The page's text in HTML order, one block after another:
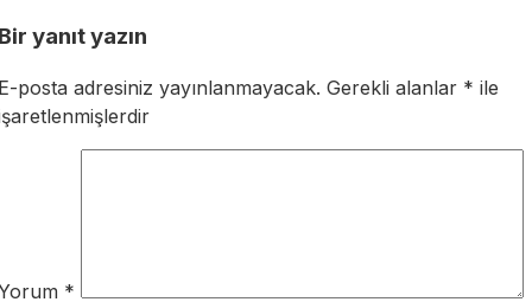
yanıt yazın
posta adresiniz yayınlanmayacak. Gerekli alanlar * ile
*